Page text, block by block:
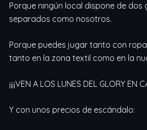
Porque ningún local dispone de dos
separados como nosotros.
Porque puedes jugar tanto con
tanto en la zona textil como en la
¡¡¡¡VEN A LOS LUNES DEL GLORY EN
Y con unos precios de escándalo: